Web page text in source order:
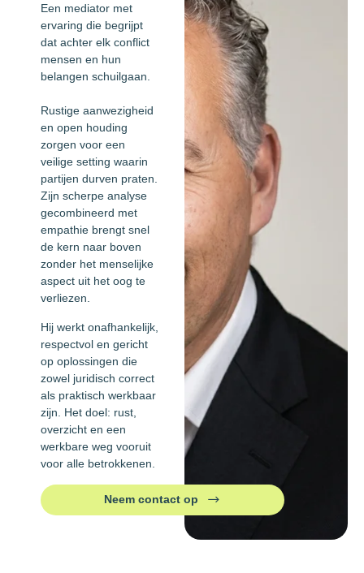
Een mediator met
ervaring die begrijpt
dat achter elk conflict
mensen en hun
belangen schuilgaan.
Rustige aanwezigheid
en open houding
zorgen voor een
veilige setting waarin
partijen durven praten.
Zijn scherpe analyse
gecombineerd met
empathie brengt snel
de kern naar boven
zonder het menselijke
aspect uit het oog te
verliezen.
Hij werkt onafhankelijk,
respectvol en gericht
op oplossingen die
zowel juridisch correct
als praktisch werkbaar
zijn. Het doel: rust,
overzicht en een
werkbare weg vooruit
voor alle betrokkenen.
Neem contact op